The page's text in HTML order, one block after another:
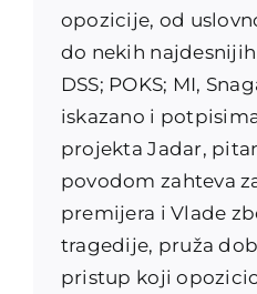
opozicije, od
do nekih
DSS; POKS; MI,
iskazano i
projekta Jadar,
povodom zahteva
premijera i Vlade
tragedije, pruža
pristup koji